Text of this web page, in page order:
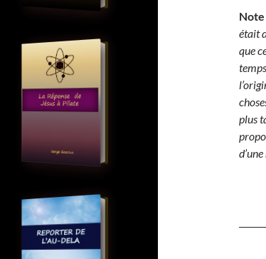
Note
était
que
plus